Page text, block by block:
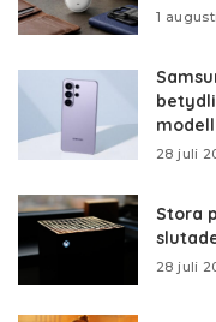
1
28 juli
Stora
28 juli